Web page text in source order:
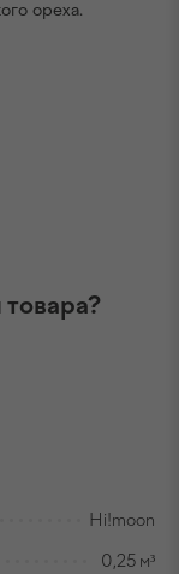
ореха.
Hi!moon
0,25 м³